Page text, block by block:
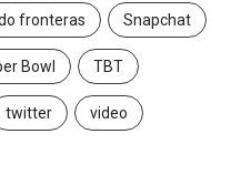
fronteras Snapchat
Bowl TBT
twitter video